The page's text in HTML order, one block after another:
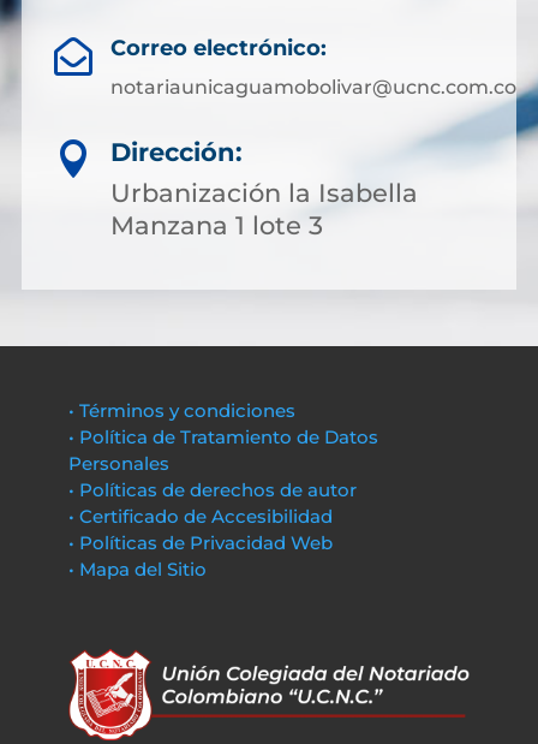
 Correo electrónico:
notariaunicaguamobolivar@ucnc.com.co

Dirección:
Urbanización la Isabella
Manzana 1 lote 3
• Términos y condiciones
• Política de Tratamiento de Datos
Personales
• Políticas de derechos de autor
• Certificado de Accesibilidad
• Políticas de Privacidad Web
• Mapa del Sitio